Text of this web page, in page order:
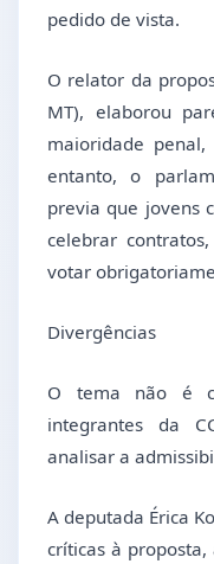
pedido de vista.
O relator da
MT), elaborou
maioridade
entanto, o
previa que jovens
celebrar
votar
Divergências
O tema não é
integrantes da
analisar a
A deputada Érica
críticas à